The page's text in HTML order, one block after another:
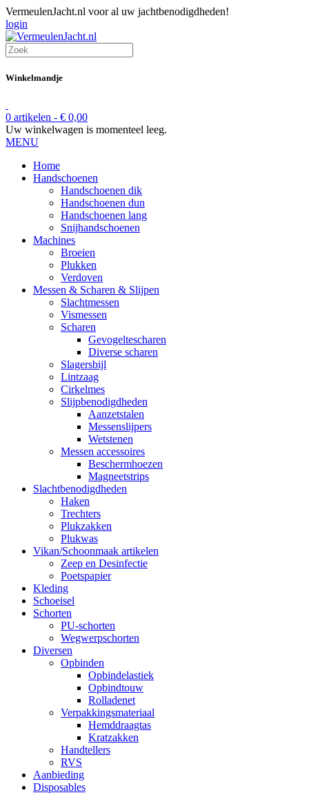
VermeulenJacht.nl voor al uw jachtbenodigdheden!
login
Winkelmandje
0 artikelen - € 0,00
Uw winkelwagen is momenteel leeg.
MENU
Home
Handschoenen
Handschoenen dik
Handschoenen dun
Handschoenen lang
Snijhandschoenen
Machines
Broeien
Plukken
Verdoven
Messen & Scharen & Slijpen
Slachtmessen
Vismessen
Scharen
Gevogeltescharen
Diverse scharen
Slagersbijl
Lintzaag
Cirkelmes
Slijpbenodigdheden
Aanzetstalen
Messenslijpers
Wetstenen
Messen accessoires
Beschermhoezen
Magneetstrips
Slachtbenodigdheden
Haken
Trechters
Plukzakken
Plukwas
Vikan/Schoonmaak artikelen
Zeep en Desinfectie
Poetspapier
Kleding
Schoeisel
Schorten
PU-schorten
Wegwerpschorten
Diversen
Opbinden
Opbindelastiek
Opbindtouw
Rolladenet
Verpakkingsmateriaal
Hemddraagtas
Kratzakken
Handtellers
RVS
Aanbieding
Disposables